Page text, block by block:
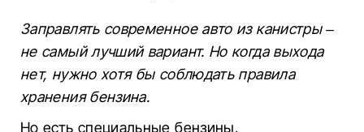
Заправлять современное авто из канистры –
не самый лучший вариант. Но когда выхода
нет, нужно хотя бы соблюдать правила
хранения бензина.
Но есть специальные бензины,